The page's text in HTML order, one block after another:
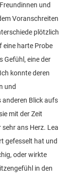
und
Voranschreiten
plötzlich
eine harte Probe
Gefühl, eine der
konnte deren
und
anderen Blick aufs
mit der Zeit
ans Herz. Lea
gefesselt hat und
oder wirkte
in den